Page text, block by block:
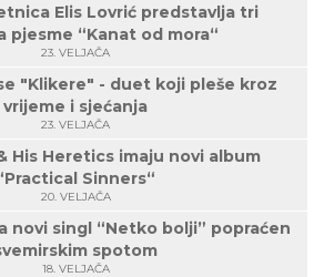
Elis Lovrić predstavlja tri
pjesme “Kanat od mora“
23. VELJAČA
"Klikere" - duet koji pleše kroz
vrijeme i sjećanja
23. VELJAČA
His Heretics imaju novi album
Sinners“
20. VELJAČA
novi singl “Netko bolji” popraćen
spotom
18. VELJAČA